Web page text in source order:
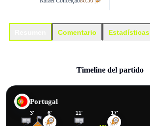
Comentario Estadísticas
Timeline del partido
Portugal
3' 6' 11' 17'